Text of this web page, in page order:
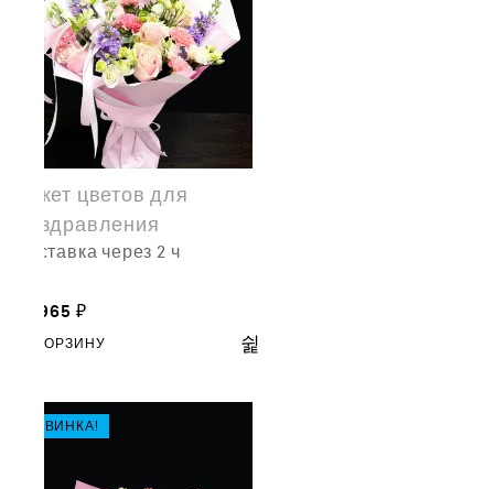
Букет цветов для
поздравления
доставка через 2 ч
15,965 ₽
В КОРЗИНУ
НОВИНКА!